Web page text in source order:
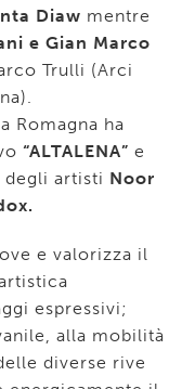
Diaw mentre
e Gian Marco
Trulli (Arci
Romagna ha
“ALTALENA” e
degli artisti Noor
e valorizza il
espressivi;
alla mobilità
diverse rive